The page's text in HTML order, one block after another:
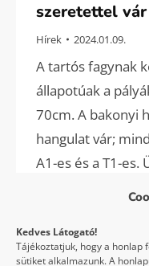
Kedves Látogató!
Tájékoztatjuk, hogy a honlap
sütiket alkalmazunk. A
szeretettel
Hírek 2024.01.09.
A tartós fagynak
állapotúak a
70cm. A bakonyi
hangulat vár;
A1-es és a T1-
a tanulólift.
várunk. A Holle
melegedni és